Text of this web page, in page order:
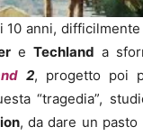
anni,
eTechland a
2, progetto poi
“tragedia”,
, da dare un